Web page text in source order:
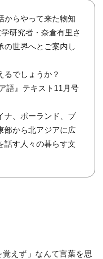
からやって来た物知
研究者・奈倉有里さ
の世界へとご案内し
るでしょうか？
語』テキスト11月号
ナ、ポーランド、ブ
部から北アジアに広
話す人々の暮らす文
えず」なんて言葉を思